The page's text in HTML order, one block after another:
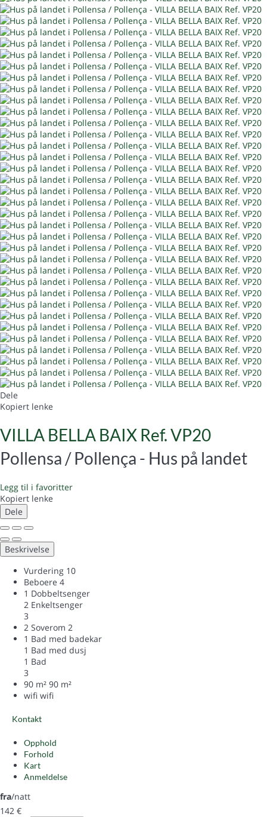
Dele
Kopiert lenke
VILLA BELLA BAIX Ref. VP20
Pollensa / Pollença - Hus på landet
Legg til i favoritter
Kopiert lenke
Dele
Beskrivelse
Vurdering 10
Beboere 4
1 Dobbeltsenger
2 Enkeltsenger
3
2 Soverom 2
1 Bad med badekar
1 Bad med dusj
1 Bad
3
90 m² 90 m²
wifi wifi
Kontakt
Opphold
Forhold
Kart
Anmeldelse
fra/natt
142 €